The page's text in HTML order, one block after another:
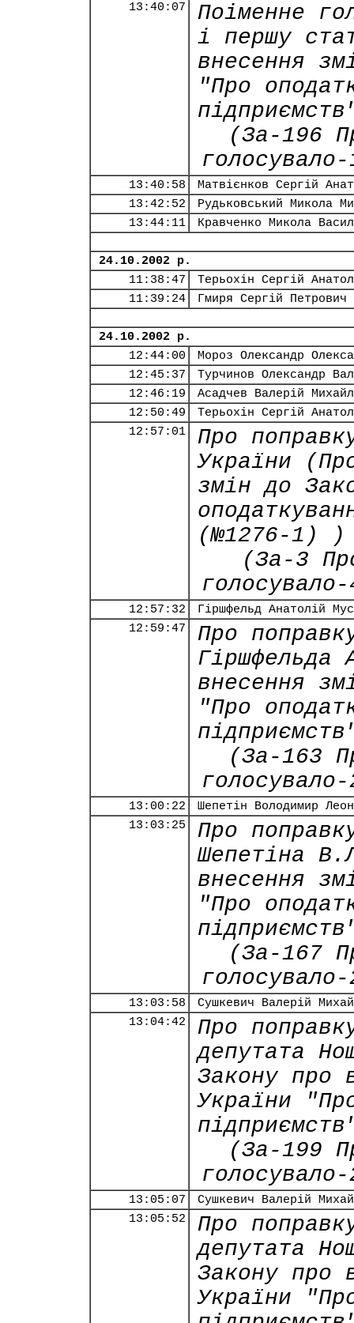
13:40:07
Поіменне
і першу
внесення
"Про
(За-196
13:40:58
Матвієнков Сергій
13:42:52
Рудьковський Микола
13:44:11
Кравченко Микола
24.10.2002 р.
11:38:47
Терьохін Сергій
11:39:24
Гмиря Сергій Петрович
24.10.2002 р.
12:44:00
Мороз Олександр
12:45:37
Турчинов Олександр
12:46:19
Асадчев Валерій
12:50:49
Терьохін Сергій
12:57:01
Про
України
змін до
(№1276-1) )
(За-3
12:57:32
Гіршфельд Анатолій
12:59:47
Про
внесення
"Про
(За-163
13:00:22
Шепетін Володимир
13:03:25
Про
Шепетіна
внесення
"Про
(За-167
13:03:58
Сушкевич Валерій
13:04:42
Про
депутата
Закону про
України
(За-199
13:05:07
Сушкевич Валерій
13:05:52
Про
депутата
Закону про
України